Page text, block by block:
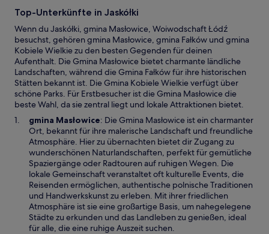
e
F
e
n
s
t
e
r
g
e
ö
f
f
n
e
t
Top-Unterkünfte in Jaskółki
Wenn du Jaskółki, gmina Masłowice, Woiwodschaft Łódź
besuchst, gehören gmina Masłowice, gmina Fałków und gmina
Kobiele Wielkie zu den besten Gegenden für deinen
Aufenthalt. Die Gmina Masłowice bietet charmante ländliche
Landschaften, während die Gmina Fałków für ihre historischen
Stätten bekannt ist. Die Gmina Kobiele Wielkie verfügt über
schöne Parks. Für Erstbesucher ist die Gmina Masłowice die
beste Wahl, da sie zentral liegt und lokale Attraktionen bietet.
gmina MasłowiceW
i
r
d
i
n
e
i
n
e
m
: Die Gmina Masłowice ist ein charmanter
Ort, bekannt für ihre malerische Landschaft und freundliche
Atmosphäre. Hier zu übernachten bietet dir Zugang zu
wunderschönen Naturlandschaften, perfekt für gemütliche
Spaziergänge oder Radtouren auf ruhigen Wegen. Die
lokale Gemeinschaft veranstaltet oft kulturelle Events, die
Reisenden ermöglichen, authentische polnische Traditionen
und Handwerkskunst zu erleben. Mit ihrer friedlichen
Atmosphäre ist sie eine großartige Basis, um nahegelegene
Städte zu erkunden und das Landleben zu genießen, ideal
für alle, die eine ruhige Auszeit suchen.